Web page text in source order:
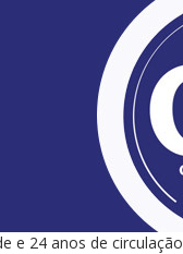
e 24 anos de